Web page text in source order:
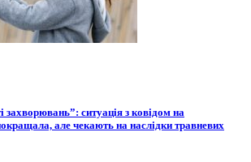
захворювань”: ситуація з ковідом на
але чекають на наслідки травневих